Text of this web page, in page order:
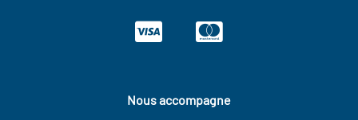
Nous accompagne